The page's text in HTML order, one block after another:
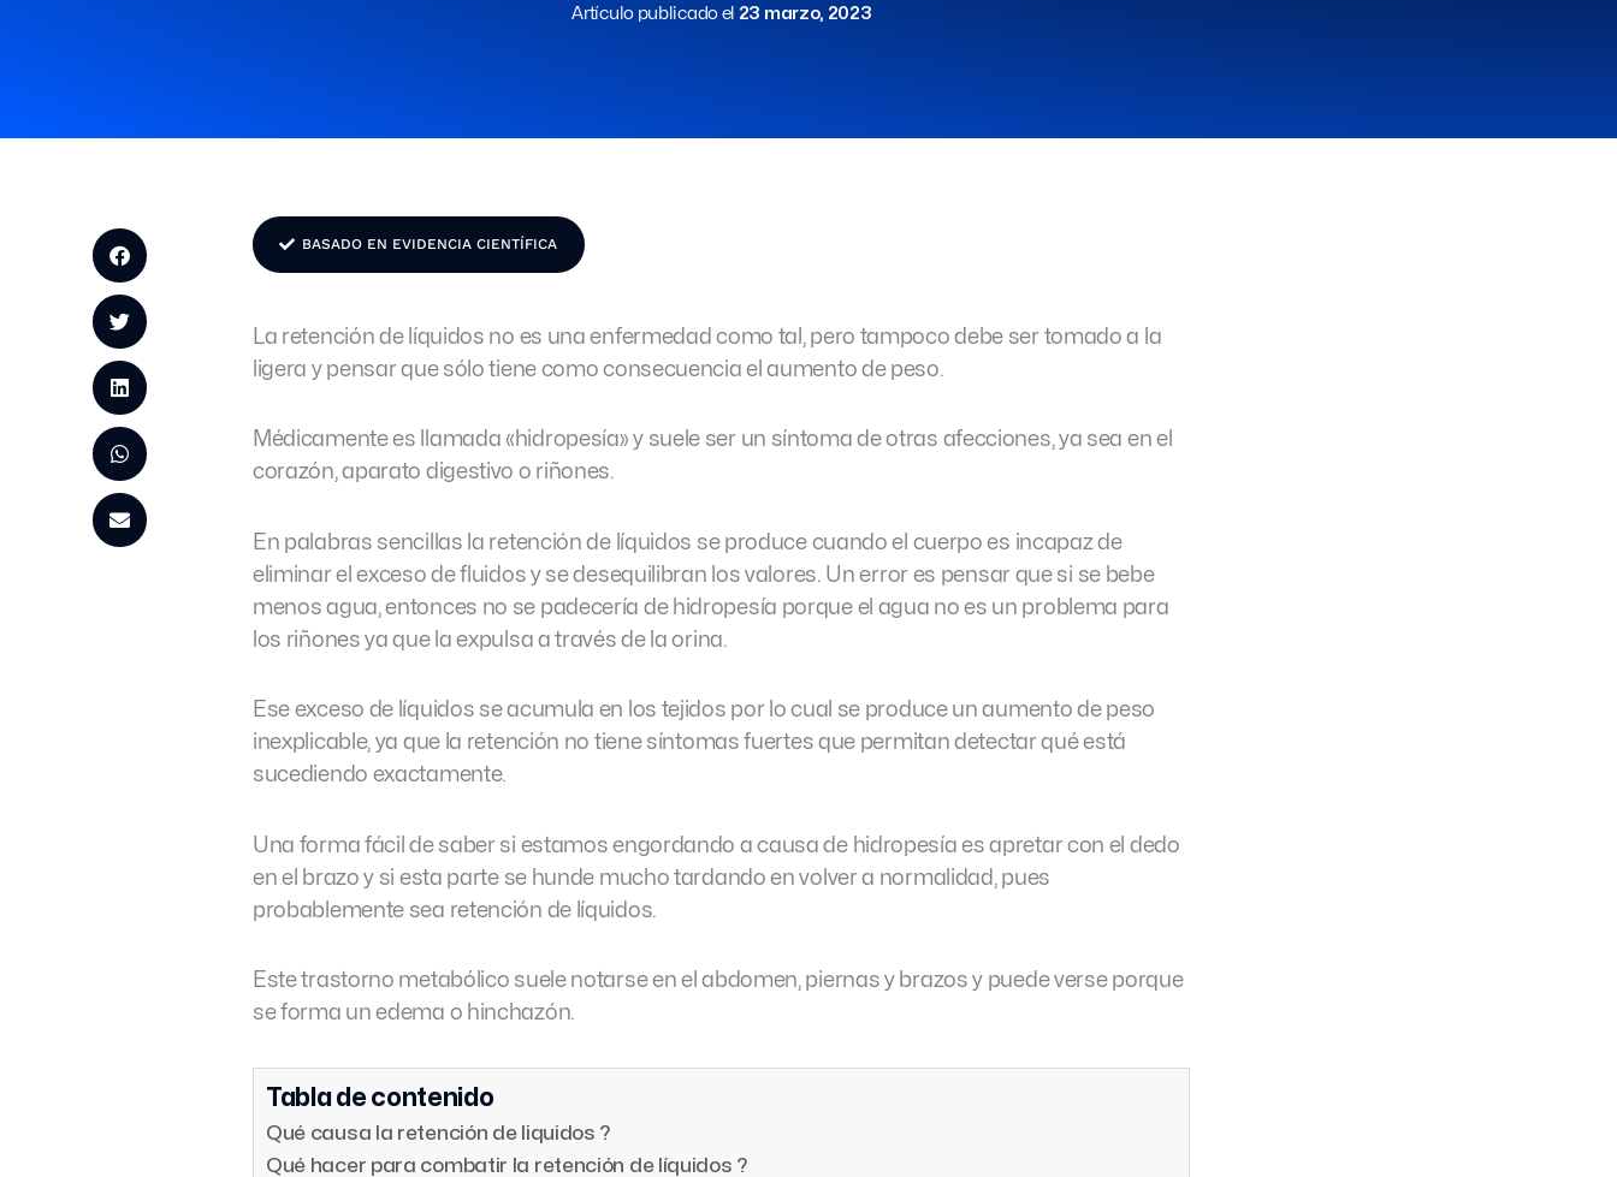
Artículo publicado el 23 marzo, 2023
BASADO EN EVIDENCIA CIENTÍFICA
La retención de líquidos no es una enfermedad como tal, pero tampoco debe ser tomado a la
ligera y pensar que sólo tiene como consecuencia el aumento de peso.
Médicamente es llamada «hidropesía» y suele ser un síntoma de otras afecciones, ya sea en el
corazón, aparato digestivo o riñones.
En palabras sencillas la retención de líquidos se produce cuando el cuerpo es incapaz de
eliminar el exceso de fluidos y se desequilibran los valores. Un error es pensar que si se bebe
menos agua, entonces no se padecería de hidropesía porque el agua no es un problema para
los riñones ya que la expulsa a través de la orina.
Ese exceso de líquidos se acumula en los tejidos por lo cual se produce un aumento de peso
inexplicable, ya que la retención no tiene síntomas fuertes que permitan detectar qué está
sucediendo exactamente.
Una forma fácil de saber si estamos engordando a causa de hidropesía es apretar con el dedo
en el brazo y si esta parte se hunde mucho tardando en volver a normalidad, pues
probablemente sea retención de líquidos.
Este trastorno metabólico suele notarse en el abdomen, piernas y brazos y puede verse porque
se forma un edema o hinchazón.
Tabla de contenido
Qué causa la retención de liquidos ?
Qué hacer para combatir la retención de líquidos ?